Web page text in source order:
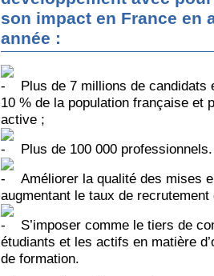
son impact en France en
année :
Plus de 7 millions de candidats
10 % de la population française et
active ;
Plus de 100 000 professionnels.
Améliorer la qualité des mises
augmentant le taux de recrutement
S’imposer comme le tiers de
étudiants et les actifs en matière
de formation.